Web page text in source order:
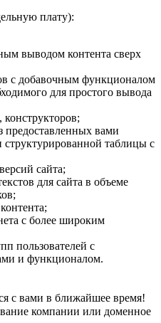
плату):
выводом контента сверх
с добавочным функционалом
для простого вывода
конструкторов;
предоставленных вами
структурированной таблицы с
сайта;
для сайта в объеме
с более широким
пользователей с
и функционалом.
с вами в ближайшее время!
компании или доменное